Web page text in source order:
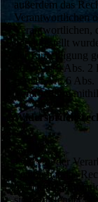
außerdem das
Verantwortlichen
Verantwortlichen,
bereitgestellt
der Einwilligung
oder Art. 9 Abs.
gemäß Art. 6
Verarbeitung
Jede von der
Person hat das
besonderen